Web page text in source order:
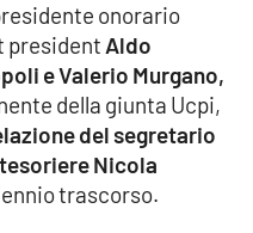
onorario
president Aldo
e Valerio Murgano,
della giunta Ucpi,
del segretario
Nicola
trascorso.